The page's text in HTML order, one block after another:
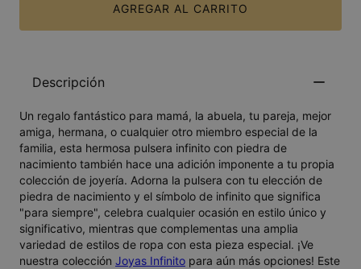
AGREGAR AL CARRITO
Descripción
Un regalo fantástico para mamá, la abuela, tu pareja, mejor
amiga, hermana, o cualquier otro miembro especial de la
familia, esta hermosa pulsera infinito con piedra de
nacimiento también hace una adición imponente a tu propia
colección de joyería. Adorna la pulsera con tu elección de
piedra de nacimiento y el símbolo de infinito que significa
"para siempre", celebra cualquier ocasión en estilo único y
significativo, mientras que complementas una amplia
variedad de estilos de ropa con esta pieza especial. ¡Ve
nuestra colección Joyas Infinito para aún más opciones! Este